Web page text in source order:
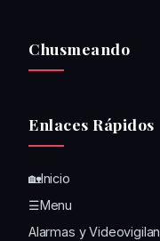
Chusmeando
Enlaces Rápidos
🏡Inicio
☰Menu
Alarmas y